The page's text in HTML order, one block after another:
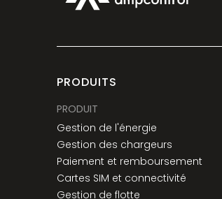
PRODUITS
PRODUIT
Gestion de l'énergie
Gestion des chargeurs
Paiement et remboursement
Cartes SIM et connectivité
Gestion de flotte